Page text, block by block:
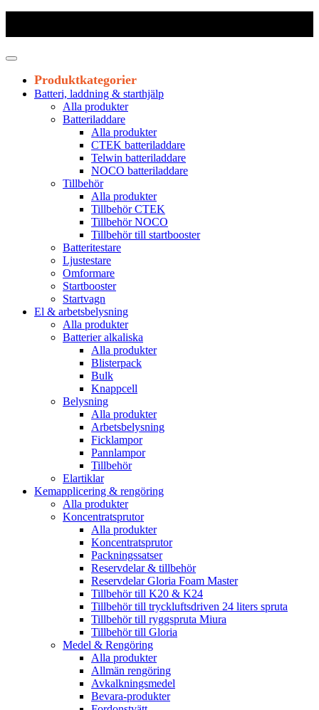
Produktkategorier
Batteri, laddning & starthjälp
Alla produkter
Batteriladdare
Alla produkter
CTEK batteriladdare
Telwin batteriladdare
NOCO batteriladdare
Tillbehör
Alla produkter
Tillbehör CTEK
Tillbehör NOCO
Tillbehör till startbooster
Batteritestare
Ljustestare
Omformare
Startbooster
Startvagn
El & arbetsbelysning
Alla produkter
Batterier alkaliska
Alla produkter
Blisterpack
Bulk
Knappcell
Belysning
Alla produkter
Arbetsbelysning
Ficklampor
Pannlampor
Tillbehör
Elartiklar
Kemapplicering & rengöring
Alla produkter
Koncentratsprutor
Alla produkter
Koncentratsprutor
Packningssatser
Reservdelar & tillbehör
Reservdelar Gloria Foam Master
Tillbehör till K20 & K24
Tillbehör till tryckluftsdriven 24 liters spruta
Tillbehör till ryggspruta Miura
Tillbehör till Gloria
Medel & Rengöring
Alla produkter
Allmän rengöring
Avkalkningsmedel
Bevara-produkter